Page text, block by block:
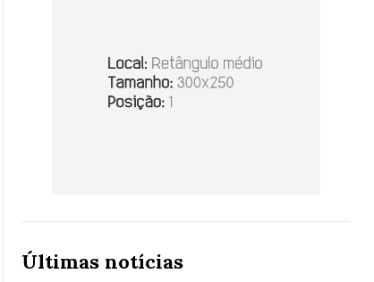
Últimas notícias